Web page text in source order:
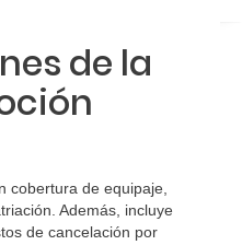
un viaje de
web?
de la
cobertura de equipaje,
Además, incluye
de cancelación por